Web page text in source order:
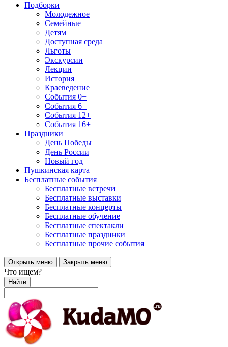
Подборки
Молодежное
Семейные
Детям
Доступная среда
Льготы
Экскурсии
Лекции
История
Краеведение
События 0+
События 6+
События 12+
События 16+
Праздники
День Победы
День России
Новый год
Пушкинская карта
Бесплатные события
Бесплатные встречи
Бесплатные выставки
Бесплатные концерты
Бесплатные обучение
Бесплатные спектакли
Бесплатные праздники
Бесплатные прочие события
Открыть меню Закрыть меню
Что ищем?
Найти